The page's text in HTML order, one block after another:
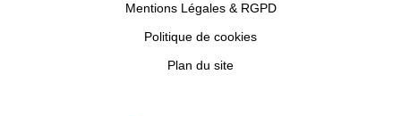
Mentions Légales & RGPD
Politique de cookies
Plan du site